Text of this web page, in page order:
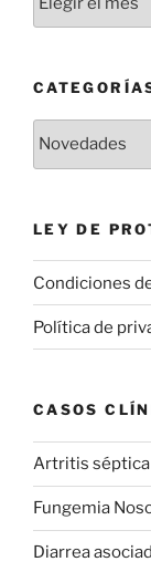
LEY DE
Condiciones
Política de
CASOS
Artritis
Fungemia
Diarrea